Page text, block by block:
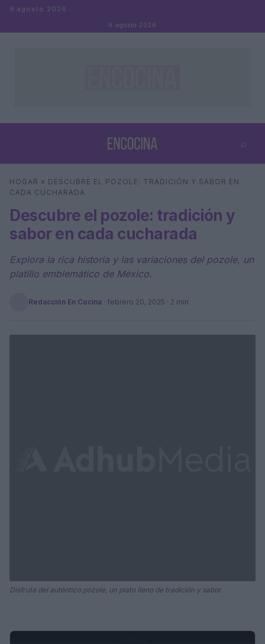
Saltar al contenido
9 agosto 2026
9 agosto 2026
⌕
Buscar ⌕
HOGAR » DESCUBRE EL POZOLE: TRADICIÓN Y SABOR EN
CADA CUCHARADA
Descubre el pozole: tradición y
sabor en cada cucharada
Explora la rica historia y las variaciones del pozole, un
platillo emblemático de México.
Redacción En Cocina · febrero 20, 2025 · 2 min
Disfruta del auténtico pozole, un plato lleno de tradición y sabor.